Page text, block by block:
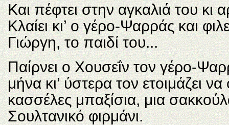
Και πέφτει στην αγκαλιά του κι
Κλαίει κι’ ο γέρο-Ψαρράς και
Γιώργη, το παιδί του...
Παίρνει ο Χουσεΐν τον γέρο-
μήνα κι’ ύστερα τον ετοιμάζει
κασσέλες μπαξίσια, μια
Σουλτανικό φιρμάνι.